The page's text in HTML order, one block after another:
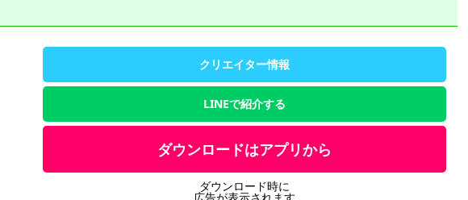
クリエイター情報
LINEで紹介する
ダウンロードはアプリから
ダウンロード時に